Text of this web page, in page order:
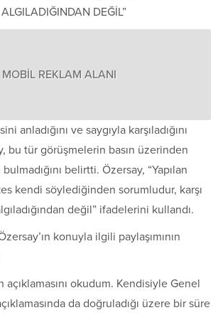
DEĞİL”
MOBİL REKLAM ALANI
anladığını ve saygıyla karşıladığını
bu tür görüşmelerin basın üzerinden
bulmadığını belirtti. Özersay, “Yapılan
kendi söylediğinden sorumludur, karşı
değil” ifadelerini kullandı.
konuyla ilgili paylaşımının
açıklamasını okudum. Kendisiyle Genel
da doğruladığı üzere bir süre